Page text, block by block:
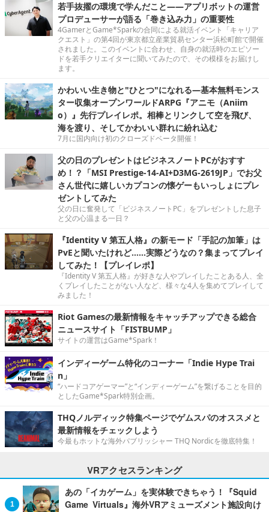
若手抜擢の環境で学んだこと――アプリボットの運営
プロデューサーが語る「巻き込み力」の重要性
4GamerとGame*Sparkの合同による就活イベント「キャリア
クエスト」の第4回が東京都立産業貿易センター浜松町館で開催
されました。このイベントに合わせ、自身の就活時のエピソー
ドを若手クリエイターに聞いてみたので、その模様をお届けし
ます。
かわいい生き物と"ひとつ"になれる―基本無料モンス
ター収集オープンワールドARPG『アニモ（Aniim
o）』先行プレイレポ。相棒とリンクして空を飛び、
海を渡り、そしてかわいい群れに紛れ込む
7月に国内向け初のクローズドベータ開催！
父の日のプレゼントはビジネスノートPCがおすす
め！？「MSI Prestige-14-AI+D3MG-2619JP」でお父
さん世代に嬉しいカプコンの懐ゲーもいっしょにプレ
ゼントしてみた
父の日に奮発して「ビジネスノートPC」をプレゼントした息子
と父の心温まる一日？
『Identity V 第五人格』の新モード「手記の加筆」は
PvEと聞いたけれど……実際どうなの？集まってプレイ
してみた！【プレイレポ】
『Identity V 第五人格』が好きな人やプレイしたことある人、全
くプレイしたことがない人など、様々な4人を集めてプレイして
みました！
Riot Gamesの最新情報をキャッチアップできる総合
ニュースサイト「FISTBUMP」
サイトの運営はGame*Spark！
インディーゲーム特化のコーナー「Indie Hype Trai
n」
“ハードコアゲーマー”と“インディーゲーム”を繋げることを目的
としたGame*Spark特別企画。
THQノルディック特集ページでゲムスパのオススメと
最新情報をチェックしよう
今最もホットな海外パブリッシャー THQ Nordicを徹底特集！
VRアクセスランキング
あの「イカゲーム」を実体験できちゃう！『Squid
Game Virtuals』海外VRアミューズメント施設向け